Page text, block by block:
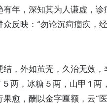
年，深知其为人谦虚，
反映：“勿论沉疴痼疾，
，外如茧壳，久治无效
两，冰糖 5 两，山甲 1
愈，酬以金字匾额，云“医